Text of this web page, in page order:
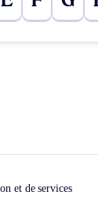
et de services